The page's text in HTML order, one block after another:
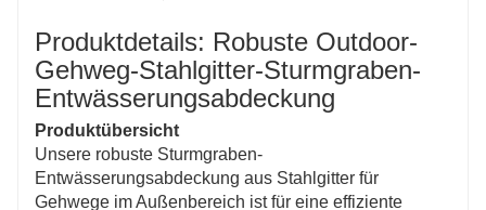
Rutschfeste Oberfläche
Dieses speziell für Rutschfestigkeit behandelte Gitter
gewährleistet einen sicheren Durchgang bei Nässe
oder Regen und verringert so das Unfallrisiko.
Umweltfreundlich und ästhetisch
Recycelbares Stahlmaterial steht im Einklang mit
nachhaltigen Praktiken und sein modernes Design
steigert die optische Attraktivität der städtischen
Produktdetails: Robuste Outdoor-
Gehweg-Stahlgitter-Sturmgraben-
Entwässerungsabdeckung
Produktübersicht
Unsere robuste Sturmgraben-
Entwässerungsabdeckung aus Stahlgitter für
Gehwege im Außenbereich ist für eine effiziente